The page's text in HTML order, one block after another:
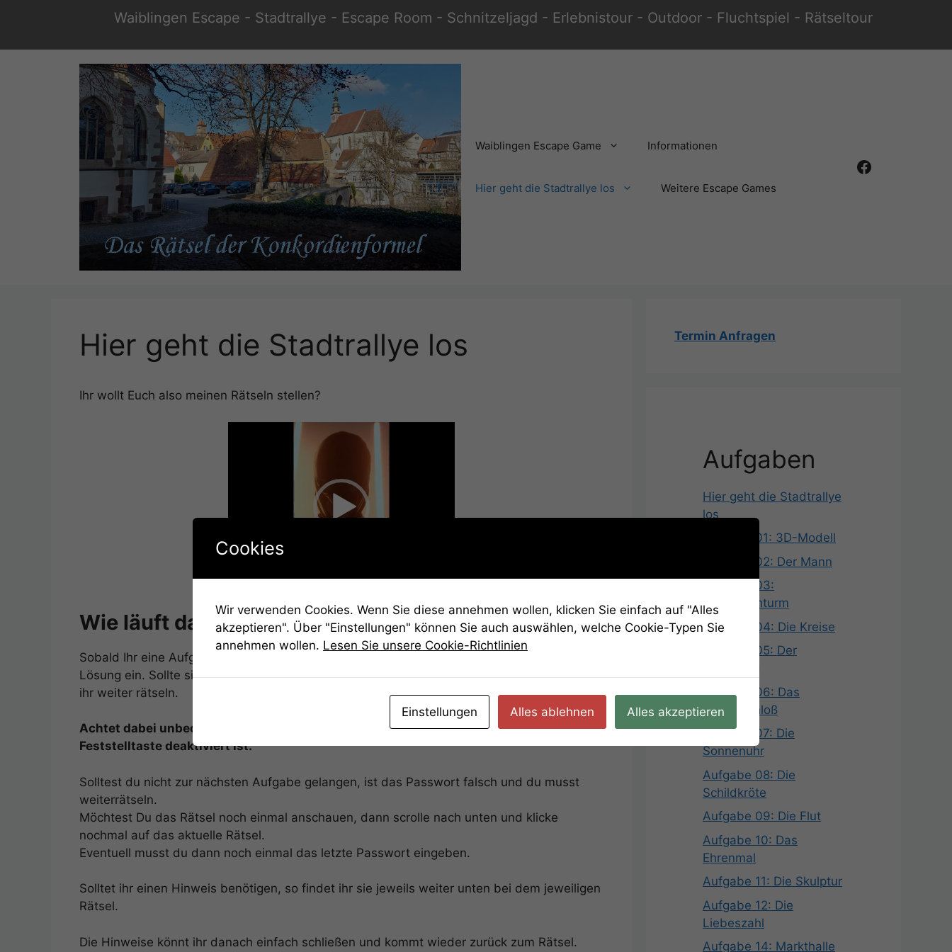
Waiblingen Escape - Stadtrallye - Escape Room - Schnitzeljagd - Erlebnistour - Outdoor - Fluchtspiel - Rätseltour
Waiblingen Escape Game Informationen
Hier geht die Stadtrallye los Weitere Escape Games
Facebook
Hier geht die Stadtrallye los
Ihr wollt Euch also meinen Rätseln stellen?
Video-
Player
00:00 00:42
Wie läuft das Ganze nun ab?
Sobald Ihr eine Aufgabe gelöst habt, klickt ihr unten auf
Lösung ein. Sollte sie richtig sein, führt sie Euch zur nächsten Aufgabe … Ansonsten müsst
ihr weiter rätseln.
Achtet dabei unbedingt auf die Groß- und Kleinschreibung und dass eure
Feststelltaste deaktiviert ist.
Solltest du nicht zur nächsten Aufgabe gelangen, ist das Passwort falsch und du musst
weiterrätseln.
Möchtest Du das Rätsel noch einmal anschauen, dann scrolle nach unten und klicke
nochmal auf das aktuelle Rätsel.
Eventuell musst du dann noch einmal das letzte Passwort eingeben.
Solltet ihr einen Hinweis benötigen, so findet ihr sie jeweils weiter unten bei dem jeweiligen
Rätsel.
Die Hinweise könnt ihr danach einfach schließen und kommt wieder zurück zum Rätsel.
Termin Anfragen
Aufgaben
Hier geht die Stadtrallye
los
Aufgabe 01: 3D-Modell
Aufgabe 02: Der Mann
Aufgabe 03:
Hochwachturm
Aufgabe 04: Die Kreise
Aufgabe 05: Der
Aufgabe 06: Das
Liebesschloß
Aufgabe 07: Die
Sonnenuhr
Aufgabe 08: Die
Schildkröte
Aufgabe 09: Die Flut
Aufgabe 10: Das
Ehrenmal
Aufgabe 11: Die Skulptur
Aufgabe 12: Die
Liebeszahl
Aufgabe 14: Markthalle
Cookies
Wir verwenden Cookies. Wenn Sie diese annehmen wollen, klicken Sie einfach auf "Alles
akzeptieren". Über "Einstellungen" können Sie auch auswählen, welche Cookie-Typen Sie
annehmen wollen. Lesen Sie unsere Cookie-Richtlinien
Einstellungen Alles ablehnen Alles akzeptieren